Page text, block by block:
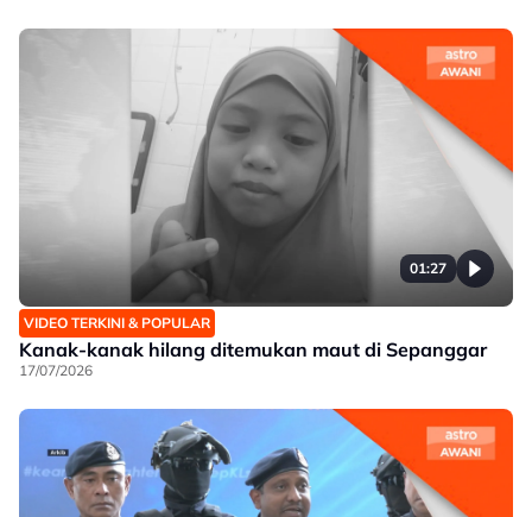
01:27
VIDEO TERKINI & POPULAR
Kanak-kanak hilang ditemukan maut di Sepanggar
17/07/2026